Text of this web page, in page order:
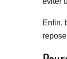
Enfin,